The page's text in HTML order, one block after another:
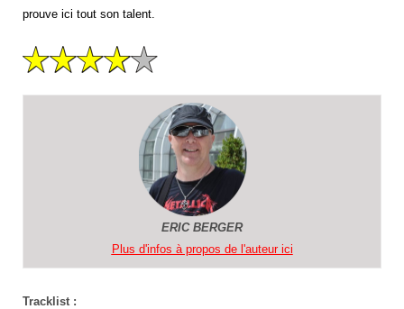
prouve ici tout son talent.
ERIC BERGER
Plus d'infos à propos de l'auteur ici
Tracklist :